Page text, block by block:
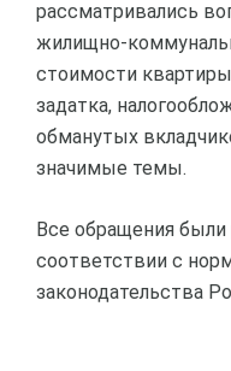
рассматривались
жилищно-
стоимости
задатка,
обманутых
значимые темы.
Все обращения
соответствии с
законодательства